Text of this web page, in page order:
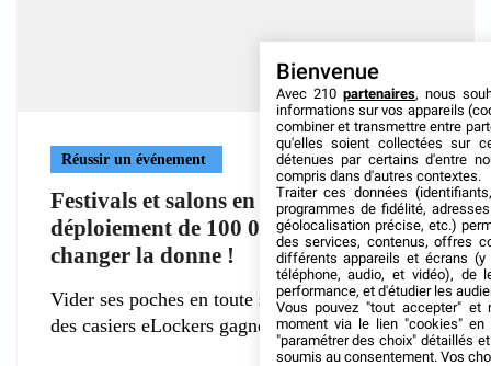
Réussir un événement
Festivals et salons en Europe : le
déploiement de 100 000 eLockers va
changer la donne !
Vider ses poches en toute sécurité : la déferlante
des casiers eLockers gagne
Bienvenue
Avec 210 partenaires, nous
informations sur vos appareils
combiner et transmettre entre
qu'elles soient collectées sur
détenues par certains d'entre
compris dans d'autres contextes.
Traiter ces données
programmes de fidélité,
géolocalisation précise, etc.)
des services, contenus, offres
différents appareils et écrans (y
téléphone, audio, et vidéo), de
performance, et d'étudier les
Vous pouvez "tout accepter" et
moment via le lien "cookies" en
"paramétrer des choix" détaillés
soumis au consentement. Vos